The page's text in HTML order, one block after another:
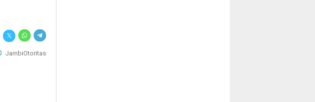
JambiOtoritas